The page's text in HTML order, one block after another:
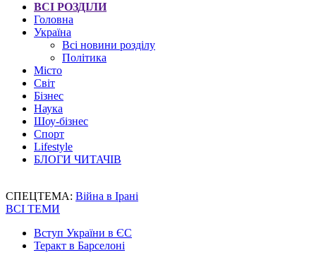
ВСІ РОЗДІЛИ
Головна
Україна
Всі новини розділу
Політика
Місто
Світ
Бізнес
Наука
Шоу-бізнес
Спорт
Lifestyle
БЛОГИ ЧИТАЧІВ
СПЕЦТЕМА: Війна в Ірані
ВСІ ТЕМИ
Вступ України в ЄС
Теракт в Барселоні